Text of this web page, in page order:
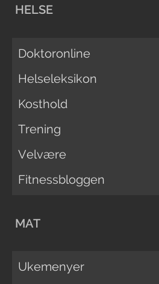
HELSE
Doktoronline
Helseleksikon
Kosthold
Trening
Velvære
Fitnessbloggen
MAT
Ukemenyer